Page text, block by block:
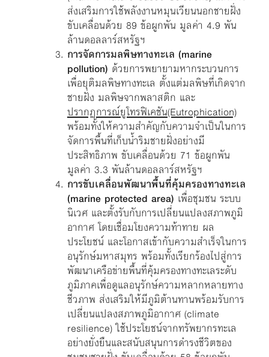
ส่งเสริมการใช้พลังงานหมุนเวียนนอกชายฝั่ง
ขับเคลื่อนด้วย 89 ข้อผูกพัน มูลค่า 4.9 พัน
ล้านดอลลาร์สหรัฐฯ
การจัดการมลพิษทางทะเล (marine
pollution) ด้วยการพยายามหากระบวนการ
เพื่อยุติมลพิษทางทะเล ตั้งแต่มลพิษที่เกิดจาก
ชายฝั่ง มลพิษจากพลาสติก และ
ปรากฏการณ์ยูโทรฟิเคชัน(Eutrophication)
พร้อมทั้งให้ความสำคัญกับความจำเป็นในการ
จัดการพื้นที่เก็บน้ำริมชายฝั่งอย่างมี
ประสิทธิภาพ ขับเคลื่อนด้วย 71 ข้อผูกพัน
มูลค่า 3.3 พันล้านดอลลาร์สหรัฐฯ
การขับเคลื่อนพัฒนาพื้นที่คุ้มครองทางทะเล
(marine protected area) เพื่อชุมชน ระบบ
นิเวศ และตั้งรับกับการเปลี่ยนแปลงสภาพภูมิ
อากาศ โดยเชื่อมโยงความท้าทาย ผล
ประโยชน์ และโอกาสเข้ากับความสำเร็จในการ
อนุรักษ์มหาสมุทร พร้อมทั้งเรียกร้องไปสู่การ
พัฒนาเครือข่ายพื้นที่คุ้มครองทางทะเลระดับ
ภูมิภาคเพื่อดูแลอนุรักษ์ความหลากหลายทาง
ชีวภาพ ส่งเสริมให้มีภูมิต้านทานพร้อมรับการ
เปลี่ยนแปลงสภาพภูมิอากาศ (climate
resilience) ใช้ประโยชน์จากทรัพยากรทะเล
อย่างยั่งยืนและสนับสนุนการดำรงชีวิตของ